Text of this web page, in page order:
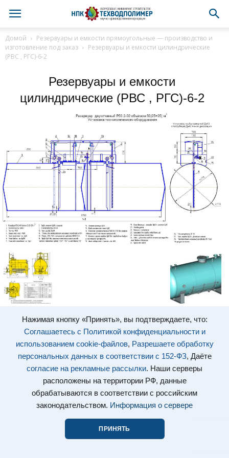
Нажимая кнопку «Принять», вы подтверждаете, что:
Соглашаетесь с Политикой конфиденциальности и
использованием cookie-файлов, Разрешаете обработку
персональных данных в соответствии с 152-ФЗ, Даёте
согласие на рекламные рассылки. Наши серверы
расположены на территории РФ, данные
обрабатываются в соответствии с российским
законодательством. Информация о сервере
ПРИНЯТЬ
Домой
Резервуары и емкости прямоугольные — производство и
изготовление под заказ
Резервуары и емкости цилиндрические
(РВС , РГС)-6-2
Резервуары и емкости
цилиндрические (РВС , РГС)-6-2